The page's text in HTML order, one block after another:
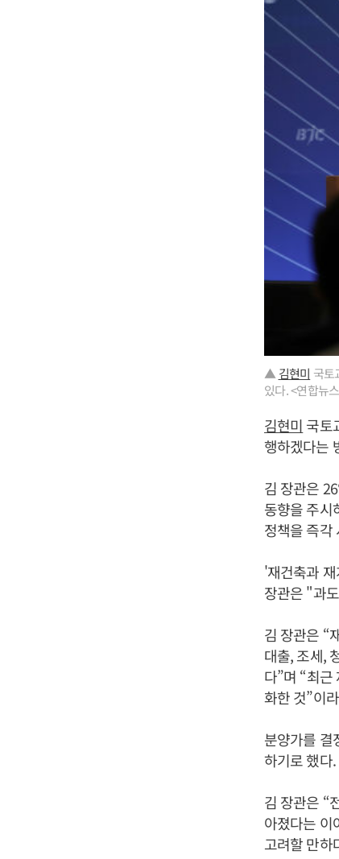
▲김현미 국토
있다. <연합뉴
김현미 국토
행하겠다는
김 장관은
동향을 주시
정책을 즉각
'재건축과
장관은 "과
김 장관은 “
대출, 조세,
다”며 “최
화한 것”이
분양가를 결
하기로 했다.
김 장관은 “
아졌다는 이
고려할 만하